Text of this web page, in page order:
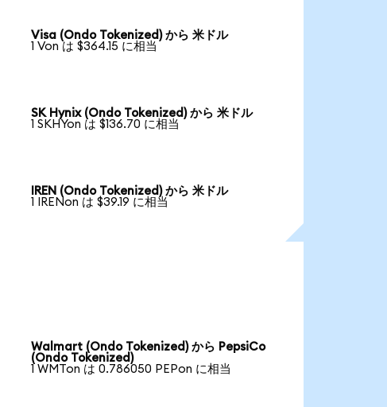
Visa (Ondo Tokenized) から 米ドル
1 Von は $364.15 に相当
SK Hynix (Ondo Tokenized) から 米ドル
1 SKHYon は $136.70 に相当
IREN (Ondo Tokenized) から 米ドル
1 IRENon は $39.19 に相当
Walmart (Ondo Tokenized) から PepsiCo
(Ondo Tokenized)
1 WMTon は 0.786050 PEPon に相当